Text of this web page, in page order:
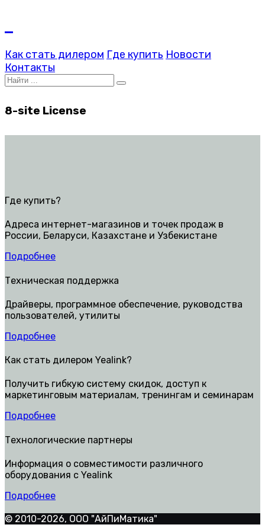
Как стать дилером Где купить Новости
Контакты
8-site License
Где купить?
Адреса интернет-магазинов и точек продаж в
России, Беларуси, Казахстане и Узбекистане
Подробнее
Техническая поддержка
Драйверы, программное обеспечение, руководства
пользователей, утилиты
Подробнее
Как стать дилером Yealink?
Получить гибкую систему скидок, доступ к
маркетинговым материалам, тренингам и семинарам
Подробнее
Технологические партнеры
Информация о совместимости различного
оборудования с Yealink
Подробнее
© 2010-2026, ООО "АйПиМатика"